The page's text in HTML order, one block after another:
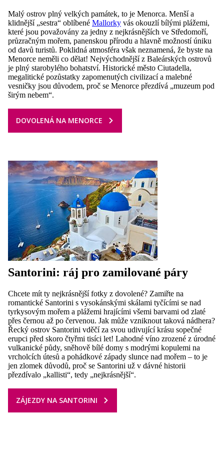
Malý ostrov plný velkých památek, to je Menorca. Menší a
klidnější „sestra“ oblíbené Mallorky vás okouzlí bílými plážemi,
které jsou považovány za jedny z nejkrásnějších ve Středomoří,
průzračným mořem, panenskou přírodu a hlavně možností úniku
od davů turistů. Poklidná atmosféra však neznamená, že byste na
Menorce neměli co dělat! Nejvýchodnější z Baleárských ostrovů
je plný starobylého bohatství. Historické město Ciutadella,
megalitické pozůstatky zapomenutých civilizací a malebné
vesničky jsou důvodem, proč se Menorce přezdívá „muzeum pod
širým nebem“.
DOVOLENÁ NA MENORCE
Santorini: ráj pro zamilované páry
Chcete mít ty nejkrásnější fotky z dovolené? Zamiřte na
romantické Santorini s vysokánskými skálami tyčícími se nad
tyrkysovým mořem a plážemi hrajícími všemi barvami od zlaté
přes černou až po červenou. Jak může vzniknout taková nádhera?
Řecký ostrov Santorini vděčí za svou udivující krásu sopečné
erupci před skoro čtyřmi tisíci let! Lahodné víno zrozené z úrodné
vulkanické půdy, sněhově bílé domy s modrými kopulemi na
vrcholcích útesů a pohádkové západy slunce nad mořem – to je
jen zlomek důvodů, proč se Santorini už v dávné historii
přezdívalo „kallisti“, tedy „nejkrásnější“.
ZÁJEZDY NA SANTORINI